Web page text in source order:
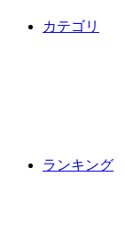
カテゴリ
ランキング